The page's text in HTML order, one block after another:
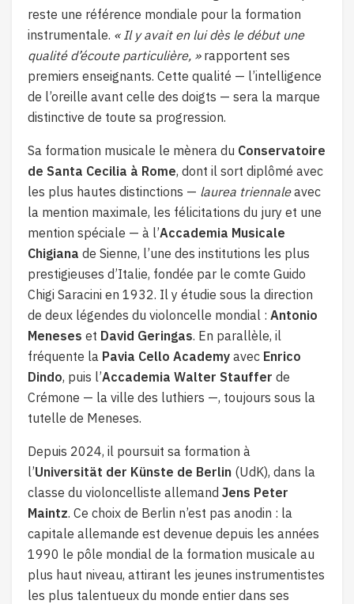
reste une référence mondiale pour la formation
instrumentale. « Il y avait en lui dès le début une
qualité d’écoute particulière, »rapportent ses
premiers enseignants. Cette qualité — l’intelligence
de l’oreille avant celle des doigts — sera la marque
distinctive de toute sa progression.
Sa formation musicale le mènera du Conservatoire
de Santa Cecilia à Rome, dont il sort diplômé avec
les plus hautes distinctions — laurea triennaleavec
la mention maximale, les félicitations du jury et une
mention spéciale — à l’Accademia Musicale
Chigiana de Sienne, l’une des institutions les plus
prestigieuses d’Italie, fondée par le comte Guido
Chigi Saracini en 1932. Il y étudie sous la direction
de deux légendes du violoncelle mondial : Antonio
Meneses et David Geringas. En parallèle, il
fréquente la Pavia Cello Academy avec Enrico
Dindo, puis l’Accademia Walter Stauffer de
Crémone — la ville des luthiers —, toujours sous la
tutelle de Meneses.
Depuis 2024, il poursuit sa formation à
l’Universität der Künste de Berlin (UdK), dans la
classe du violoncelliste allemand Jens Peter
Maintz. Ce choix de Berlin n’est pas anodin : la
capitale allemande est devenue depuis les années
1990 le pôle mondial de la formation musicale au
plus haut niveau, attirant les jeunes instrumentistes
les plus talentueux du monde entier dans ses